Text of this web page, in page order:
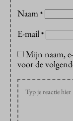
Naam *
E-mail *
Mijn naam,
voor de